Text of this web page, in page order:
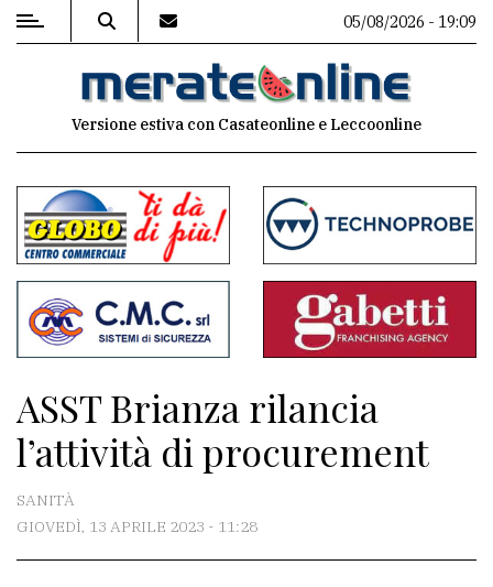
MENU
commenti
Contenuti
del
sito
Associazioni
Meteo
05/08/2026 - 19:09
Versione estiva con Casateonline e Leccoonline
ASST Brianza rilancia
l’attività di procurement
SANITÀ
GIOVEDÌ, 13 APRILE 2023 - 11:28